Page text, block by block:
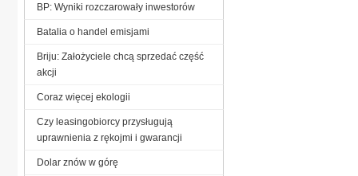
BP: Wyniki rozczarowały inwestorów
Batalia o handel emisjami
Briju: Założyciele chcą sprzedać część
akcji
Coraz więcej ekologii
Czy leasingobiorcy przysługują
uprawnienia z rękojmi i gwarancji
Dolar znów w górę